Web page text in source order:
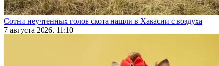
Сотни неучтенных голов скота нашли в Хакасии с воздуха
7 августа 2026, 11:10